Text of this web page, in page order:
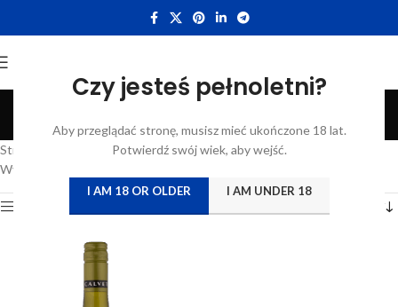
Czy jesteś pełnoletni?
Aby przeglądać stronę, musisz mieć ukończone 18 lat.
Potwierdź swój wiek, aby wejść.
I AM 18 OR OLDER I AM UNDER 18
Melon de Bourgogne
Categories
Strona główna
Atrybut produktu: Szczep /Melon de Bourgogne
Wyświetlanie jednego wyniku